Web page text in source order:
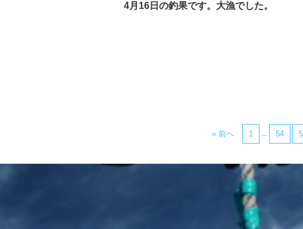
4月16日の釣果です。大漁でした。
« 前へ 1 54